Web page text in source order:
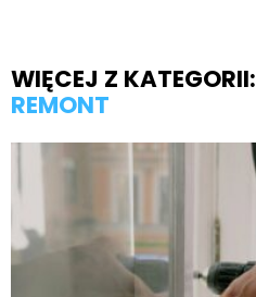
WIĘCEJ Z KATEGORII:
REMONT